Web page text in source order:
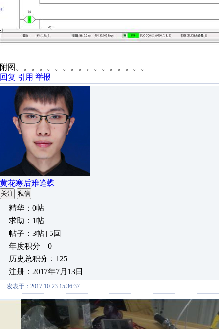
附图。。。。。。。。。。。。。。。。。
回复 引用 举报
黄花寒后难逢蝶
关注 私信
精华：0帖
求助：1帖
帖子：3帖 | 5回
年度积分：0
历史总积分：125
注册：2017年7月13日
发表于：2017-10-23 15:36:37